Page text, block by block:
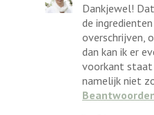
Dankjewel!
de
overschrijven,
dan kan ik er
voorkant
namelijk niet